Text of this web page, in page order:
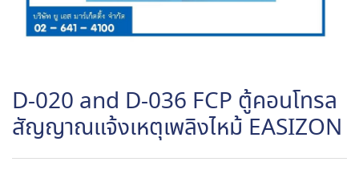
D-020 and D-036 FCP ตู้คอนโทรล
สัญญาณแจ้งเหตุเพลิงไหม้ EASIZON